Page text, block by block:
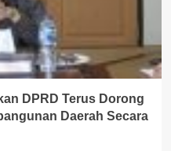
DPRD Terus Dorong
Daerah Secara